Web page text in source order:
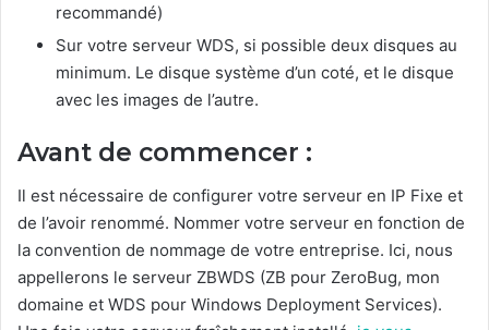
recommandé)
Sur votre serveur WDS, si possible deux disques au
minimum. Le disque système d’un coté, et le disque
avec les images de l’autre.
Avant de commencer :
Il est nécessaire de configurer votre serveur en IP Fixe et
de l’avoir renommé. Nommer votre serveur en fonction de
la convention de nommage de votre entreprise. Ici, nous
appellerons le serveur ZBWDS (ZB pour ZeroBug, mon
domaine et WDS pour Windows Deployment Services).